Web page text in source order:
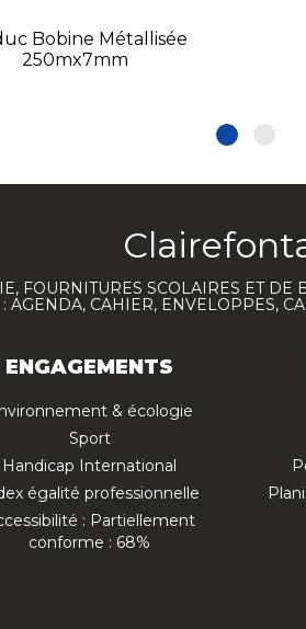
Bobine Métallisée
250mx7mm
FOURNITURES SCOLAIRES ET DE
AGENDA, CAHIER, ENVELOPPES,
ENGAGEMENTS
& écologie
Sport
Handicap International
égalité professionnelle
: Partiellement
conforme : 68%